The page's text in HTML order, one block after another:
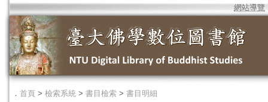
網站導覽
． 首頁 > 檢索系統 > 書目檢索 > 書目明細